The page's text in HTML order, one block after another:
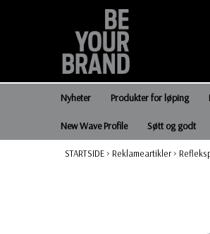
Nyheter Produkter for løping
New Wave Profile Søtt og godt
STARTSIDE> Reklameartikler>